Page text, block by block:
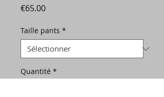
€65.00Prix
Taille pants *
Quantité *